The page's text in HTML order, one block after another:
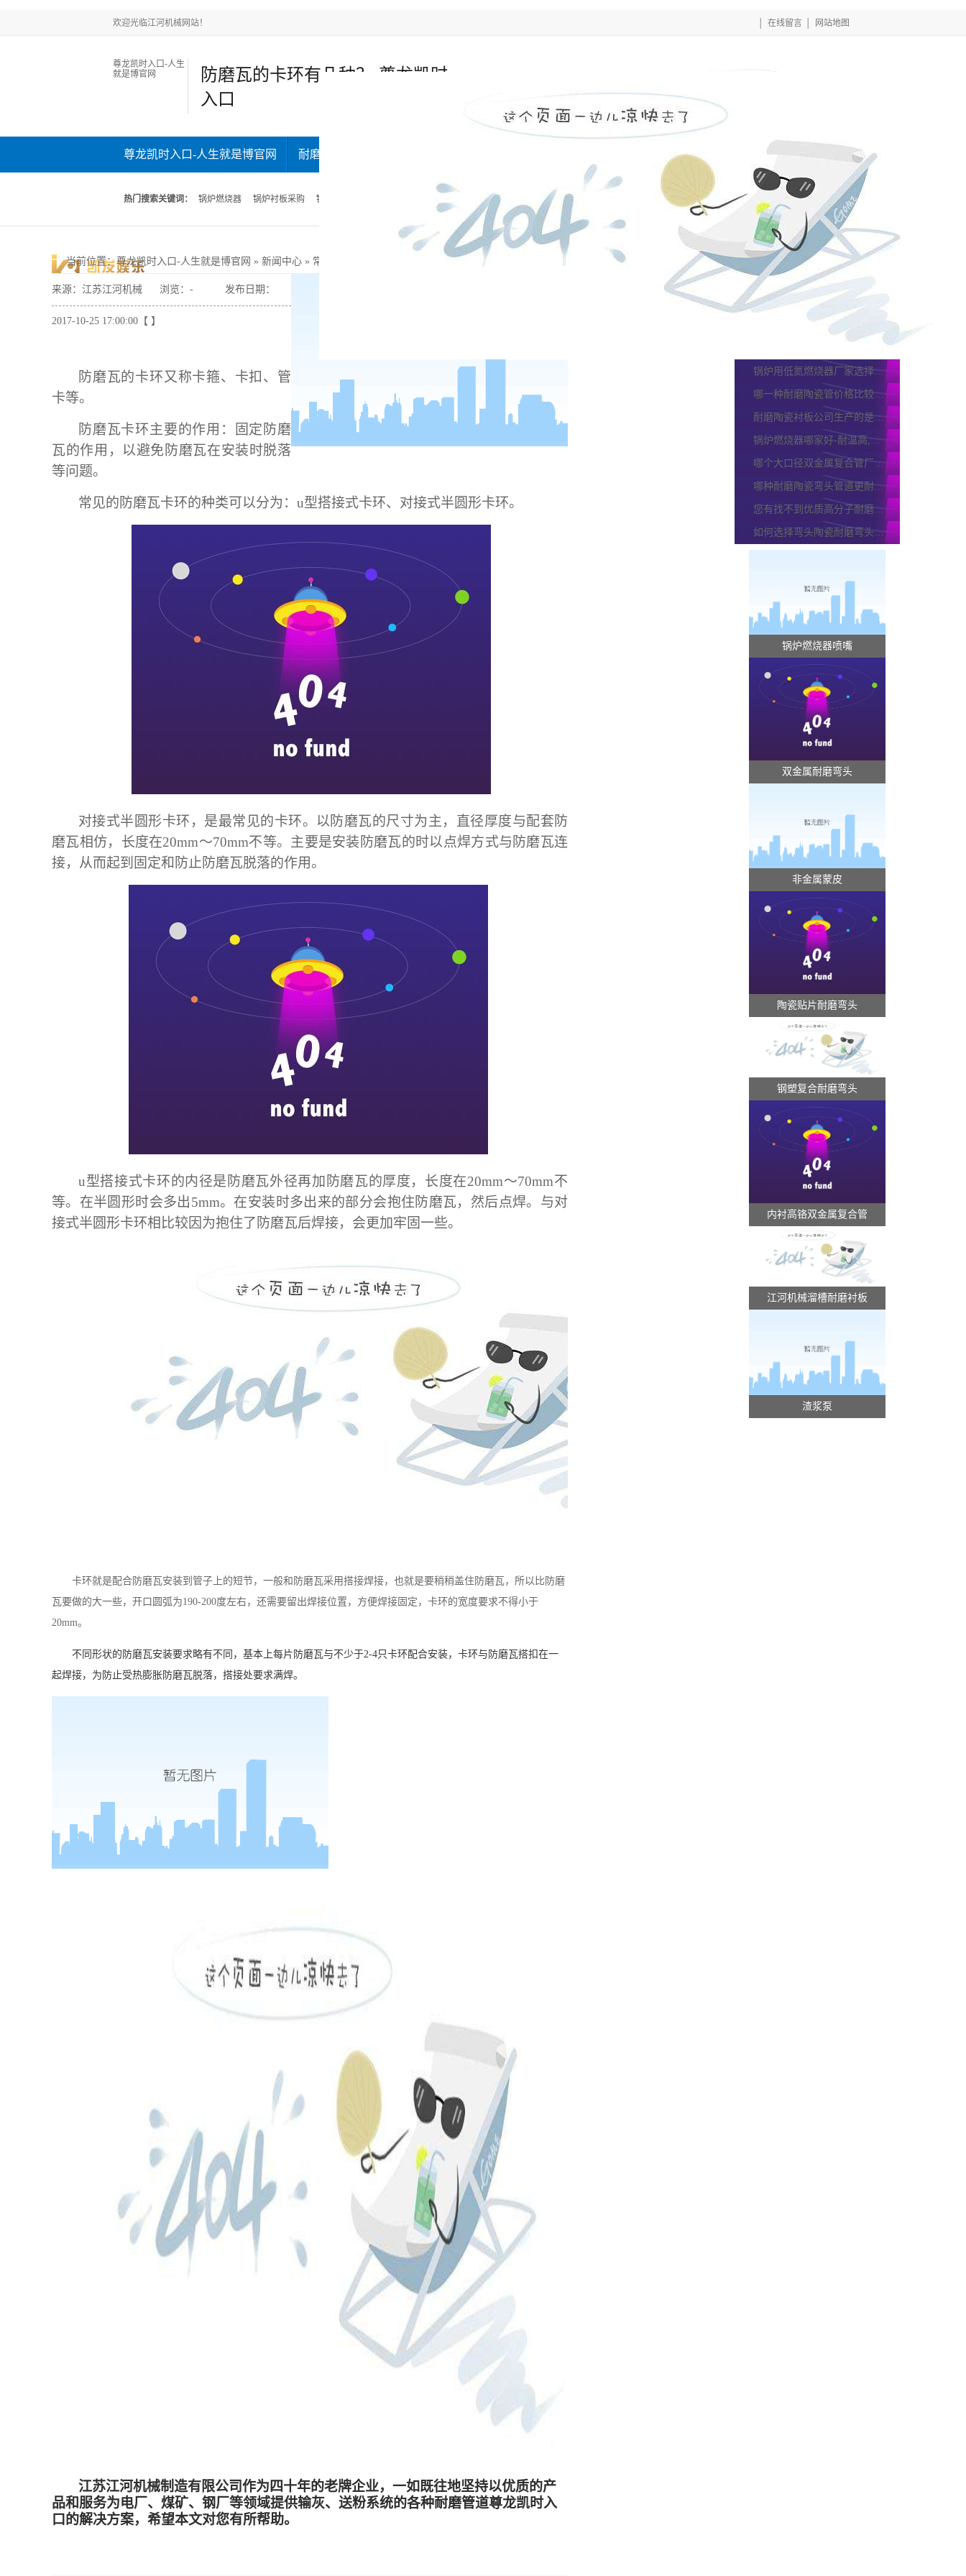
在线留言 网站地图
欢迎光临江河机械网站！
尊龙凯时入口-人生
就是博官网
防磨瓦的卡环有几种？-尊龙凯时
入口
尊龙凯时入口-人生就是博官网 耐磨陶瓷管 人生就是博官网的产品中心 项目案例
热门搜索关键词： 锅炉燃烧器 锅炉衬板采购 锅炉风帽
当前位置：尊龙凯时入口-人生就是博官网 » 新闻中心 » 常见问题
来源：江苏江河机械 浏览： - 发布日期：
2017-10-25 17:00:00【 】
防磨瓦的卡环又称卡箍、卡扣、管
卡等。
防磨瓦卡环主要的作用：固定防磨
瓦的作用，以避免防磨瓦在安装时脱落
等问题。
常见的防磨瓦卡环的种类可以分为： u型搭接式卡环、对接式半圆形卡环。
对接式半圆形卡环，是最常见的卡环。以防磨瓦的尺寸为主，直径厚度与配套防
磨瓦相仿，长度在20mm～70mm不等。主要是安装防磨瓦的时以点焊方式与防磨瓦连
接，从而起到固定和防止防磨瓦脱落的作用。
u型搭接式卡环的内径是防磨瓦外径再加防磨瓦的厚度，长度在20mm～70mm不
等。 在半圆形时会多出5mm。在安装时多出来的部分会抱住防磨瓦，然后点焊。与对
接式半圆形卡环相比较因为抱住了防磨瓦后焊接，会更加牢固一些。
卡环就是配合防磨瓦安装到管子上的短节，一般和防磨瓦采用搭接焊接，也就是要稍稍盖住防磨瓦，所以比防磨
瓦要做的大一些，开口圆弧为190-200度左右，还需要留出焊接位置，方便焊接固定，卡环的宽度要求不得小于
20mm。
不同形状的防磨瓦安装要求略有不同，基本上每片防磨瓦与不少于2-4只卡环配合安装，卡环与防磨瓦搭扣在一
起焊接，为防止受热膨胀防磨瓦脱落，搭接处要求满焊。
江苏江河机械制造有限公司作为四十年的老牌企业，一如既往地坚持以优质的产
品和服务为电厂、煤矿、钢厂等领域提供输灰、送粉系统的各种耐磨管道尊龙凯时入
口的解决方案，希望本文对您有所帮助。
相关常见问题
锅炉用低氮燃烧器厂家选择的标准是什么?
哪一种耐磨陶瓷管价格比较便宜呢?
耐磨陶瓷衬板公司生产的是三合一陶瓷衬板吗？
锅炉燃烧器哪家好-耐温高,增强寿命[江河]
哪个大口径双金属复合管厂家可以提供现场测绘的服务?
哪种耐磨陶瓷弯头管道更耐高温?
您有找不到优质高分子耐磨管厂家的烦恼吗?
如何选择弯头陶瓷耐磨弯头才能更好的节约成本呢?
锅炉燃烧器喷嘴
双金属耐磨弯头
非金属蒙皮
陶瓷贴片耐磨弯头
钢塑复合耐磨弯头
内衬高铬双金属复合管
江河机械溜槽耐磨衬板
渣浆泵